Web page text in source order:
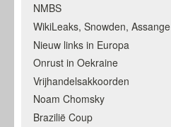
NMBS
WikiLeaks, Snowden, Assange
Nieuw links in Europa
Onrust in Oekraine
Vrijhandelsakkoorden
Noam Chomsky
Brazilië Coup